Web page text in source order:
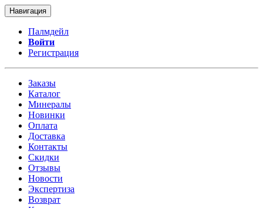
Навигация
Палмдейл
Войти
Регистрация
Заказы
Каталог
Минералы
Новинки
Оплата
Доставка
Контакты
Скидки
Отзывы
Новости
Экспертиза
Возврат